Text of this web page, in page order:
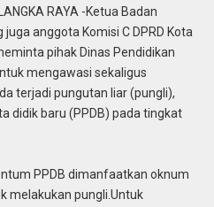
RAYA -Ketua Badan
anggota Komisi C DPRD Kota
pihak Dinas Pendidikan
mengawasi sekaligus
terjadi pungutan liar (pungli),
didik baru (PPDB) pada tingkat
PPDB dimanfaatkan oknum
melakukan pungli.Untuk